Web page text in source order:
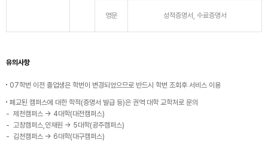
영문 성적증명서, 수료증명서
유의사항
07학번 이전 졸업생은 학번이 변경되었으므로 반드시 학번 조회후 서비스 이용
폐교된 캠퍼스에 대한 학적(증명서 발급 등)은 권역 대학 교학처로 문의
제천캠퍼스 → 4대학(대전캠퍼스)
고창캠퍼스,인재원 → 5대학(광주캠퍼스)
김천캠퍼스 → 6대학(대구캠퍼스)